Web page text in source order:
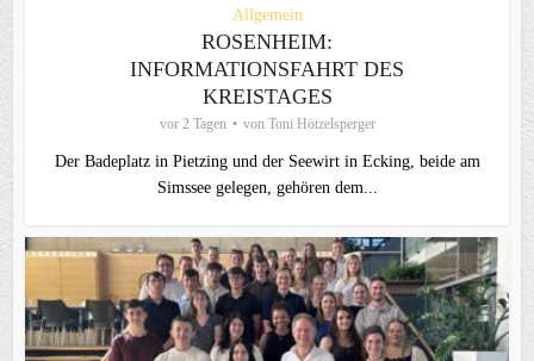
Allgemein
ROSENHEIM:
INFORMATIONSFAHRT DES
KREISTAGES
vor 2 Tagen von Toni Hötzelsperger
Der Badeplatz in Pietzing und der Seewirt in Ecking, beide am
Simssee gelegen, gehören dem...